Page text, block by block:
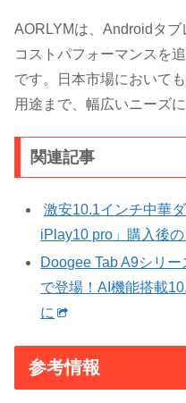
AORLYMは、Androidタ
コストパフォーマンスを
です。日本市場において
用途まで、幅広いニーズ
関連記事
激安10.1インチ中華
iPlay10 pro」購入後
Doogee Tab A9シリ
で登場！AI機能搭載
に
参考情報